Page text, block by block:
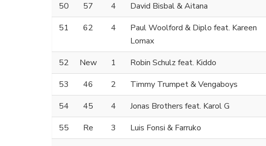
50
57 4 David Bisbal & Aitana
51
62 4
Paul Woolford & Diplo feat. Kareen
Lomax
52 New 1 Robin Schulz feat. Kiddo
53
46 2 Timmy Trumpet & Vengaboys
54
45 4 Jonas Brothers feat. Karol G
55
Re 3 Luis Fonsi & Farruko